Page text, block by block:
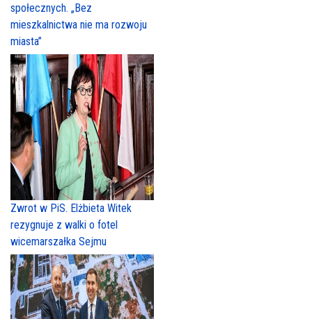
społecznych. „Bez
mieszkalnictwa nie ma rozwoju
miasta”
Zwrot w PiS. Elżbieta Witek
rezygnuje z walki o fotel
wicemarszałka Sejmu